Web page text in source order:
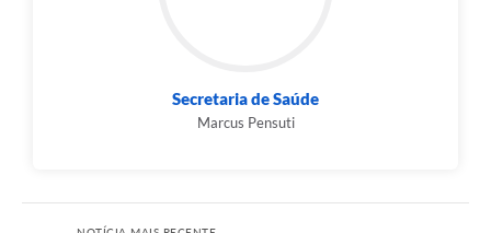
Secretaria de Saúde
Marcus Pensuti